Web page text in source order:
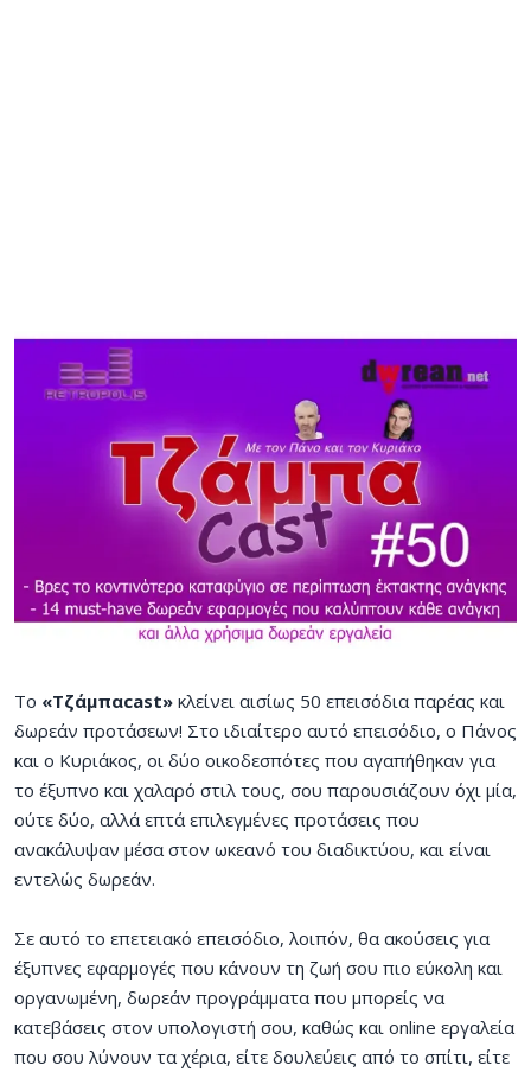
Το «Τζάμπαcast» κλείνει αισίως 50 επεισόδια παρέας και
δωρεάν προτάσεων! Στο ιδιαίτερο αυτό επεισόδιο, ο Πάνος
και ο Κυριάκος, οι δύο οικοδεσπότες που αγαπήθηκαν για
το έξυπνο και χαλαρό στιλ τους, σου παρουσιάζουν όχι μία,
ούτε δύο, αλλά επτά επιλεγμένες προτάσεις που
ανακάλυψαν μέσα στον ωκεανό του διαδικτύου, και είναι
εντελώς δωρεάν.
Σε αυτό το επετειακό επεισόδιο, λοιπόν, θα ακούσεις για
έξυπνες εφαρμογές που κάνουν τη ζωή σου πιο εύκολη και
οργανωμένη, δωρεάν προγράμματα που μπορείς να
κατεβάσεις στον υπολογιστή σου, καθώς και online εργαλεία
που σου λύνουν τα χέρια, είτε δουλεύεις από το σπίτι, είτε